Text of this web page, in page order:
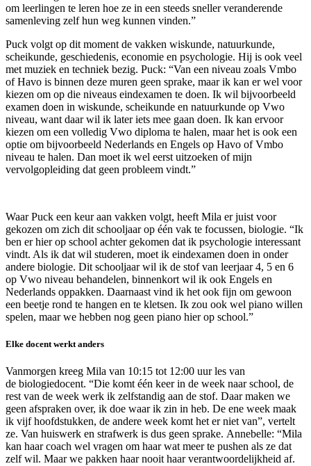
om leerlingen te leren hoe ze in een steeds sneller veranderende
samenleving zelf hun weg kunnen vinden.”
Puck volgt op dit moment de vakken wiskunde, natuurkunde,
scheikunde, geschiedenis, economie en psychologie. Hij is ook veel
met muziek en techniek bezig. Puck: “Van een niveau zoals Vmbo
of Havo is binnen deze muren geen sprake, maar ik kan er wel voor
kiezen om op die niveaus eindexamen te doen. Ik wil bijvoorbeeld
examen doen in wiskunde, scheikunde en natuurkunde op Vwo
niveau, want daar wil ik later iets mee gaan doen. Ik kan ervoor
kiezen om een volledig Vwo diploma te halen, maar het is ook een
optie om bijvoorbeeld Nederlands en Engels op Havo of Vmbo
niveau te halen. Dan moet ik wel eerst uitzoeken of mijn
vervolgopleiding dat geen probleem vindt.”
Waar Puck een keur aan vakken volgt, heeft Mila er juist voor
gekozen om zich dit schooljaar op één vak te focussen, biologie. “Ik
ben er hier op school achter gekomen dat ik psychologie interessant
vindt. Als ik dat wil studeren, moet ik eindexamen doen in onder
andere biologie. Dit schooljaar wil ik de stof van leerjaar 4, 5 en 6
op Vwo niveau behandelen, binnenkort wil ik ook Engels en
Nederlands oppakken. Daarnaast vind ik het ook fijn om gewoon
een beetje rond te hangen en te kletsen. Ik zou ook wel piano willen
spelen, maar we hebben nog geen piano hier op school.”
Elke docent werkt anders
Vanmorgen kreeg Mila van 10:15 tot 12:00 uur les van
de biologiedocent. “Die komt één keer in de week naar school, de
rest van de week werk ik zelfstandig aan de stof. Daar maken we
geen afspraken over, ik doe waar ik zin in heb. De ene week maak
ik vijf hoofdstukken, de andere week komt het er niet van”, vertelt
ze. Van huiswerk en strafwerk is dus geen sprake. Annebelle: “Mila
kan haar coach wel vragen om haar wat meer te pushen als ze dat
zelf wil. Maar we pakken haar nooit haar verantwoordelijkheid af.